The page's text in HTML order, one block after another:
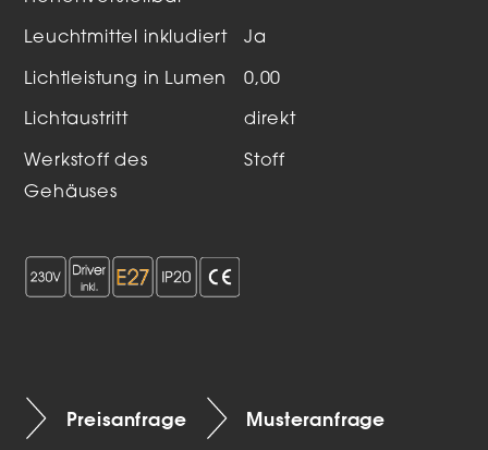
Leuchtmittel inkludiert Ja
Lichtleistung in Lumen 0,00
Lichtaustritt direkt
Werkstoff des
Gehäuses
Stoff
Preisanfrage Musteranfrage